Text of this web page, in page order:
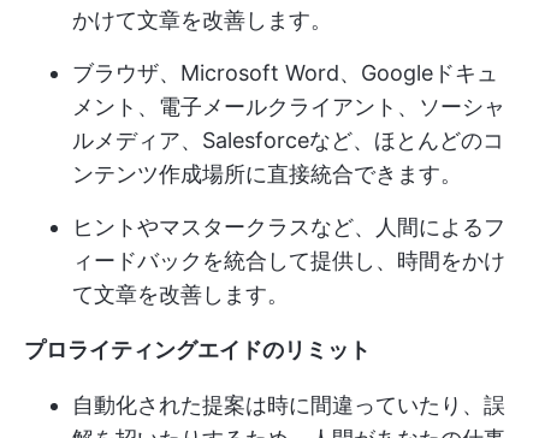
かけて文章を改善します。
ブラウザ、Microsoft Word、Googleドキュ
メント、電子メールクライアント、ソーシャ
ルメディア、Salesforceなど、ほとんどのコ
ンテンツ作成場所に直接統合できます。
ヒントやマスタークラスなど、人間によるフ
ィードバックを統合して提供し、時間をかけ
て文章を改善します。
プロライティングエイドのリミット
自動化された提案は時に間違っていたり、誤